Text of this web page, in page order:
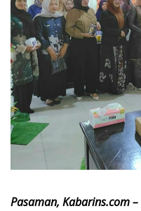
Pasaman, Kabarins.com –